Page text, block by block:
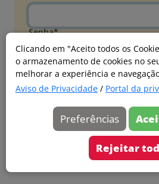
Clicando em "Aceito todos os
o armazenamento de cookies no
melhorar a experiência e
Aviso de Privacidade / Portal da
Preferências
Rejeitar
Senha*
Entrar
Acessar com
Ainda não faz
Cadastre-
Versão